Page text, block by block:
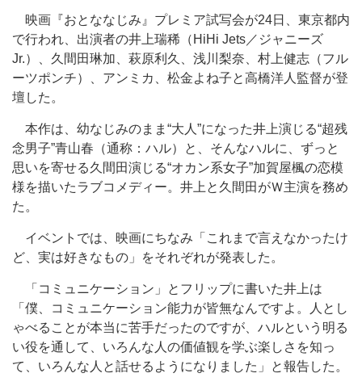
映画『おとななじみ』プレミア試写会が24日、東京都内
で行われ、出演者の井上瑞稀（HiHi Jets／ジャニーズ
Jr.）、久間田琳加、萩原利久、浅川梨奈、村上健志（フル
ーツポンチ）、アンミカ、松金よね子と高橋洋人監督が登
壇した。
本作は、幼なじみのまま“大人”になった井上演じる“超残
念男子”青山春（通称：ハル）と、そんなハルに、ずっと
思いを寄せる久間田演じる“オカン系女子”加賀屋楓の恋模
様を描いたラブコメディー。井上と久間田がＷ主演を務め
た。
イベントでは、映画にちなみ「これまで言えなかったけ
ど、実は好きなもの」をそれぞれが発表した。
「コミュニケーション」とフリップに書いた井上は
「僕、コミュニケーション能力が皆無なんですよ。人とし
ゃべることが本当に苦手だったのですが、ハルという明る
い役を通して、いろんな人の価値観を学ぶ楽しさを知っ
て、いろんな人と話せるようになりました」と報告した。